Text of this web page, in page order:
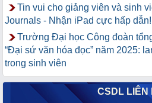
Tin vui cho giảng viên và sinh
Journals - Nhận iPad cực hấp dẫn!
Trường Đại học Công đoàn
“Đại sứ văn hóa đọc” năm 2025:
trong sinh viên
CSDL LIÊN